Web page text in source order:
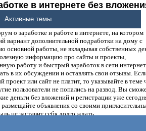
в интернете без
денег.
о заработке и работе в интернете, на котором
вариант дополнительной подработки на дому с
основной работы, не вкладывая собственных
информацию про сайты и проекты,
работу и быстрый заработок в сети
в их обсуждении и оставлять свои отзывы.
проект или сайт не платит, то указывайте в теме
пользователи не попались на развод. Вы
деньги без вложений и регистрации уже
объявления со своими
не заставит себя долго ждать.
Активные темы